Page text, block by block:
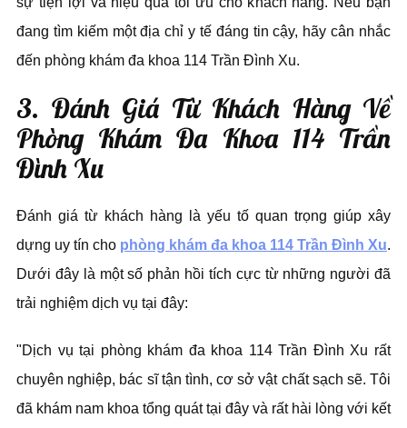
đang tìm kiếm một địa chỉ y tế đáng tin cậy, hãy cân nhắc
đến phòng khám đa khoa 114 Trần Đình Xu.
3. Đánh Giá Từ Khách Hàng Về
Phòng Khám Đa Khoa 114 Trần
Đình Xu
Đánh giá từ khách hàng là yếu tố quan trọng giúp xây
dựng uy tín cho phòng khám đa khoa 114 Trần Đình Xu.
Dưới đây là một số phản hồi tích cực từ những người đã
trải nghiệm dịch vụ tại đây:
"Dịch vụ tại phòng khám đa khoa 114 Trần Đình Xu rất
chuyên nghiệp, bác sĩ tận tình, cơ sở vật chất sạch sẽ. Tôi
đã khám nam khoa tổng quát tại đây và rất hài lòng với kết